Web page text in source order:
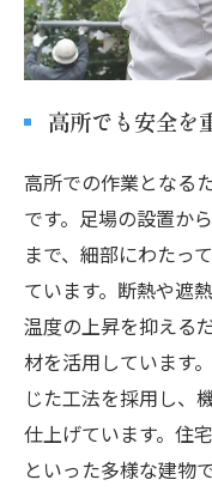
高所でも安全を
高所での作業となる
です。足場の設置か
まで、細部にわたっ
ています。断熱や遮
温度の上昇を抑える
材を活用しています
じた工法を採用し、
仕上げています。住
といった多様な建物